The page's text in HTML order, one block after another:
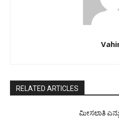
RELATED ARTICLES
ಮೀಸಲಾತಿ